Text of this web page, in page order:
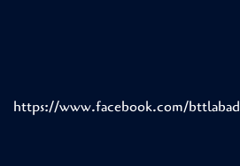
https://www.facebook.com/